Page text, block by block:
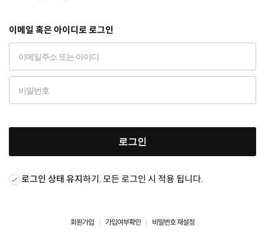
이메일 혹은 아이디로 로그인
로그인
로그인 상태 유지하기. 모든 로그인 시 적용 됩니다.
회원가입 가입여부확인 비밀번호 재설정